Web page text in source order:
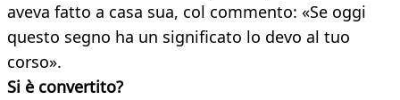
aveva fatto a casa sua, col commento: «Se oggi
questo segno ha un significato lo devo al tuo
corso».
Si è convertito?